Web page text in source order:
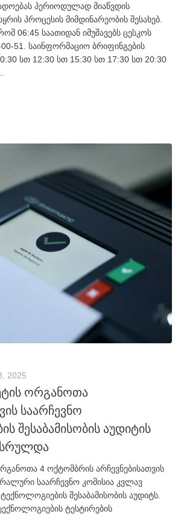
პერიოდულად მიაწვდის
პროცესის მიმდინარეობის შესახებ.
06:45 საათიდან იმუშავებს ცესკოს
00-51. საინფორმაციო ბრიფინგების
სთ 12:30 სთ 15:30 სთ 17:30 სთ 20:30
2025
ორგანოთა
საარჩევნო
შესაბამისობის აუდიტის
4 ოქტომბრის არჩევნებისათვის
საარჩევნო კომისია კვლავ
შესაბამისობის აუდიტს.
ტესტირების